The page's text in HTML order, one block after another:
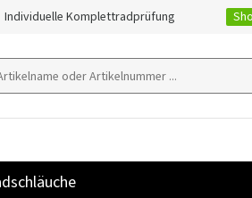
Individuelle Komplettradprüfung